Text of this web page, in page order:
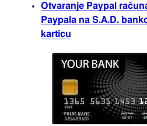
Otvaranje Paypal
Paypala na S.A.D.
karticu